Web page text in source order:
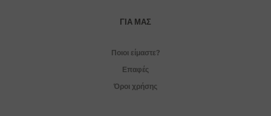
ΓΙΑ ΜΑΣ
Ποιοι είμαστε?
Επαφές
Όροι χρήσης